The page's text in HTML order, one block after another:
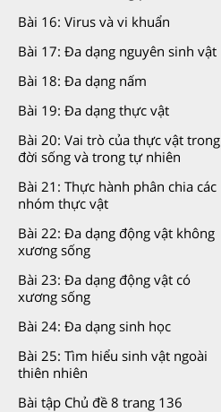
Bài 16: Virus và vi khuẩn
Bài 17: Đa dạng nguyên sinh vật
Bài 18: Đa dạng nấm
Bài 19: Đa dạng thực vật
Bài 20: Vai trò của thực vật trong
đời sống và trong tự nhiên
Bài 21: Thực hành phân chia các
nhóm thực vật
Bài 22: Đa dạng động vật không
xương sống
Bài 23: Đa dạng động vật có
xương sống
Bài 24: Đa dạng sinh học
Bài 25: Tìm hiểu sinh vật ngoài
thiên nhiên
Bài tập Chủ đề 8 trang 136